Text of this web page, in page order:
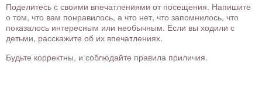
Поделитесь с своими впечатлениями от посещения. Напишите
о том, что вам понравилось, а что нет, что запомнилось, что
показалось интересным или необычным. Если вы ходили с
детьми, расскажите об их впечатлениях.
Будьте корректны, и соблюдайте правила приличия.